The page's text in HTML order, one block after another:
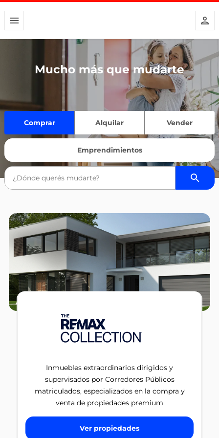
Mucho más que mudarte
Comprar Alquilar Vender
Emprendimientos
Inmuebles extraordinarios dirigidos y
supervisados por Corredores Públicos
matriculados, especializados en la compra y
venta de propiedades premium
Ver propiedades